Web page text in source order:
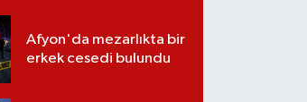
Afyon'da mezarlıkta bir
erkek cesedi bulundu